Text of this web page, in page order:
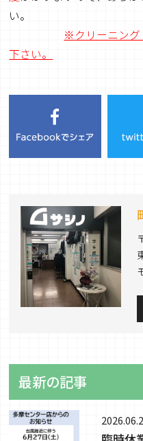
※クリーニン
下さい。
最新の記事